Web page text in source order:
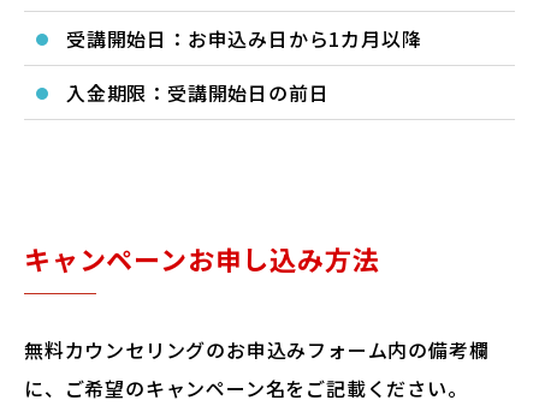
受講開始日：お申込み日から1カ月以降
入金期限：受講開始日の前日
キャンペーンお申し込み方法
無料カウンセリングのお申込みフォーム内の備考欄
に、ご希望のキャンペーン名をご記載ください。